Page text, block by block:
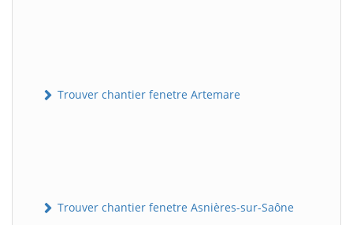
Trouver chantier fenetre Artemare
Trouver chantier fenetre Asnières-sur-Saône